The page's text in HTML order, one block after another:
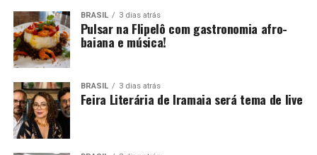
BRASIL 3 dias atrás
Pulsar na Flipelô com gastronomia afro-
baiana e música!
BRASIL 3 dias atrás
Feira Literária de Iramaia será tema de live